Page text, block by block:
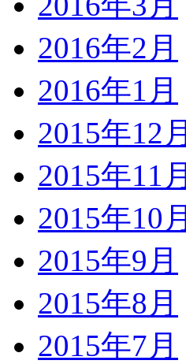
2016年2月
2016年1月
2015年12月
2015年11月
2015年10月
2015年9月
2015年8月
2015年7月